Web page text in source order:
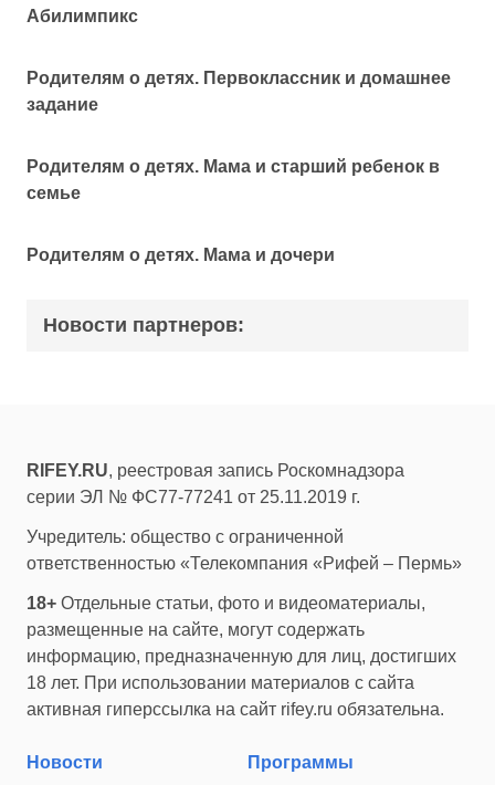
Абилимпикс
Родителям о детях. Первоклассник и домашнее
задание
Родителям о детях. Мама и старший ребенок в
семье
Родителям о детях. Мама и дочери
Новости партнеров:
RIFEY.RU, реестровая запись Роскомнадзора
серии ЭЛ № ФС77-77241 от 25.11.2019 г.
Учредитель: общество с ограниченной
ответственностью «Телекомпания «Рифей – Пермь»
18+ Отдельные статьи, фото и видеоматериалы,
размещенные на сайте, могут содержать
информацию, предназначенную для лиц, достигших
18 лет. При использовании материалов с сайта
активная гиперссылка на сайт rifey.ru обязательна.
Новости
Программы